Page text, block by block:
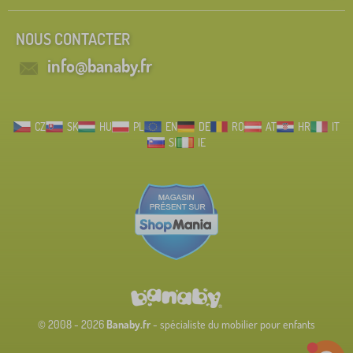
NOUS CONTACTER
info@banaby.fr
CZ SK HU PL EN DE RO AT HR
IT
SI
IE
© 2008 - 2026 Banaby.fr- spécialiste du mobilier pour enfants